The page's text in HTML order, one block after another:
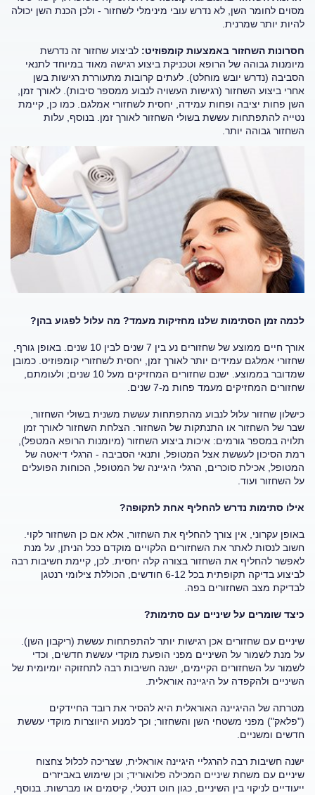
מסוים לחומר השן, לא נדרש עובי מינימלי לשחזור - ולכן הכנת השן יכולה
להיות יותר שמרנית.
חסרונות השחזור באמצעות קומפוזיט: לביצוע שחזור זה נדרשת
מיומנות גבוהה של הרופא וטכניקת ביצוע רגישה מאוד במיוחד לתנאי
הסביבה (נדרש יובש מוחלט). לעתים קרובות מתעוררת רגישות בשן
אחרי ביצוע השחזור (רגישות העשויה לנבוע ממספר סיבות). לאורך זמן,
השן פחות יציבה ופחות עמידה, יחסית לשחזורי אמלגם. כמו כן, קיימת
נטייה להתפתחות עששת בשולי השחזור לאורך זמן. בנוסף, עלות
השחזור גבוהה יותר.
לכמה זמן הסתימות שלנו מחזיקות מעמד? מה עלול לפגוע בהן?
אורך חיים ממוצע של שחזורים נע בין 7 שנים לבין 10 שנים. באופן גורף,
שחזורי אמלגם עמידים יותר לאורך זמן, יחסית לשחזורי קומפוזיט. כמובן
שמדובר בממוצע. ישנם שחזורים המחזיקים מעל 10 שנים; ולעומתם,
שחזורים המחזיקים מעמד פחות מ-7 שנים.
כישלון שחזור עלול לנבוע מהתפתחות עששת משנית בשולי השחזור,
שבר של השחזור או התנתקות של השחזור. הצלחת השחזור לאורך זמן
תלויה במספר גורמים: איכות ביצוע השחזור (מיומנות הרופא המטפל),
רמת הסיכון לעששת אצל המטופל, ותנאי הסביבה - הרגלי דיאטה של
המטופל, אכילת סוכרים, הרגלי היגיינה של המטופל, הכוחות הפועלים
על השחזור ועוד.
אילו סתימות נדרש להחליף אחת לתקופה?
באופן עקרוני, אין צורך להחליף את השחזור, אלא אם כן השחזור לקוי.
חשוב לנסות לאתר את השחזורים הלקויים מוקדם ככל הניתן, על מנת
לאפשר להחליף את השחזור בצורה קלה יחסית. לכן, קיימת חשיבות רבה
לביצוע בדיקה תקופתית בכל 6-12 חודשים, הכוללת צילומי רנטגן
לבדיקת מצב השחזורים בפה.
כיצד שומרים על שיניים עם סתימות?
שיניים עם שחזורים אכן רגישות יותר להתפתחות עששת (ריקבון השן).
על מנת לשמור על השיניים מפני הופעת מוקדי עששת חדשים, וכדי
לשמור על השחזורים הקיימים, ישנה חשיבות רבה לתחזוקה יומיומית של
השיניים ולהקפדה על היגיינה אוראלית.
מטרתה של ההיגיינה האוראלית היא להסיר את רובד החיידקים
("פלאק") מפני משטחי השן והשחזור; וכך למנוע היווצרות מוקדי עששת
חדשים ומשניים.
ישנה חשיבות רבה להרגליי היגיינה אוראלית, שצריכה לכלול צחצוח
שיניים עם משחת שיניים המכילה פלואוריד; וכן שימוש באביזרים
ייעודיים לניקוי בין השיניים, כגון חוט דנטלי, קיסמים או מברשות. בנוסף,